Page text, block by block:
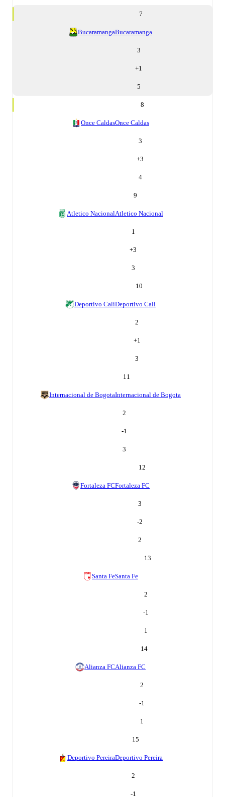
7
BucaramangaBucaramanga
3
+1
5
8
Once CaldasOnce Caldas
3
+3
4
9
Atletico NacionalAtletico Nacional
1
+3
3
10
Deportivo CaliDeportivo Cali
2
+1
3
11
Internacional de BogotaInternacional de Bogota
2
-1
3
12
Fortaleza FCFortaleza FC
3
-2
2
13
Santa FeSanta Fe
2
-1
1
14
Alianza FCAlianza FC
2
-1
1
15
Deportivo PereiraDeportivo Pereira
2
-1